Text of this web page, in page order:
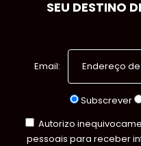
SEU DESTINO
Email:
Subscrever
Autorizo
pessoais para receber